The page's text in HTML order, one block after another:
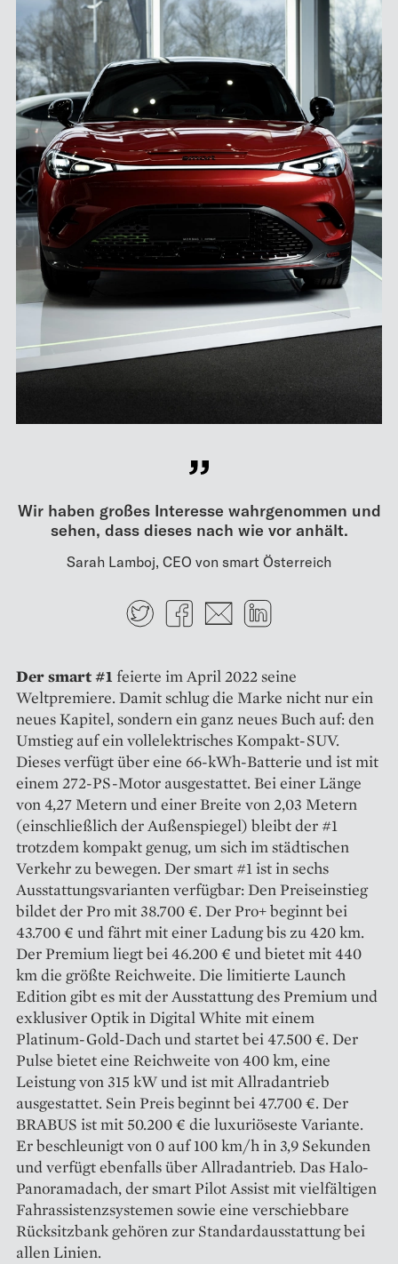
Wir haben großes Interesse wahrgenommen und
sehen, dass dieses nach wie vor anhält.
Sarah Lamboj, CEO von smart Österreich
TwitterFacebook
E-mail
Der smart #1feierte im April 2022 seine
Weltpremiere. Damit schlug die Marke nicht nur ein
neues Kapitel, sondern ein ganz neues Buch auf: den
Umstieg auf ein vollelektrisches Kompakt-SUV.
Dieses verfügt über eine 66-kWh-Batterie und ist mit
einem 272-PS-­Motor ausgestattet. Bei einer Länge
von 4,27 Metern und einer Breite von 2,03 Metern
(einschließlich der Außenspiegel) bleibt der #1
trotzdem kompakt genug, um sich im städtischen
Verkehr zu bewegen. Der smart #1 ist in sechs
Ausstattungs­varianten verfügbar: Den Preis­einstieg
bildet der Pro mit 38.700 €. Der Pro+ beginnt bei
43.700 € und fährt mit einer Ladung bis zu 420 km.
Der Premium liegt bei 46.200 € und bietet mit 440
km die größte Reichweite. Die limitierte Launch
Edition gibt es mit der Ausstattung des Premium und
exklusiver Optik in Digital White mit einem
Platinum-Gold-Dach und startet bei 47.500 €. Der
Pulse bietet eine Reichweite von 400 km, eine
Leistung von 315 kW und ist mit Allradantrieb
ausgestattet. Sein Preis beginnt bei 47.700 €. Der
BRABUS ist mit 50.200 € die luxuriöseste Variante.
Er beschleunigt von 0 auf 100 km/h in 3,9 Sekunden
und verfügt ebenfalls über Allradantrieb. Das Halo-
Panoramadach, der smart Pilot Assist mit vielfältigen
Fahrassistenzsystemen sowie eine verschiebbare
Rücksitzbank gehören zur Standard­aus­stattung bei
allen Linien.